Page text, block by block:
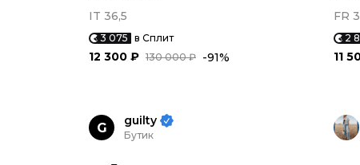
IT 36,5
3 075 в Сплит
130 000 ₽
12 300 ₽ -91%
FR
2
11
G guilty
Бутик